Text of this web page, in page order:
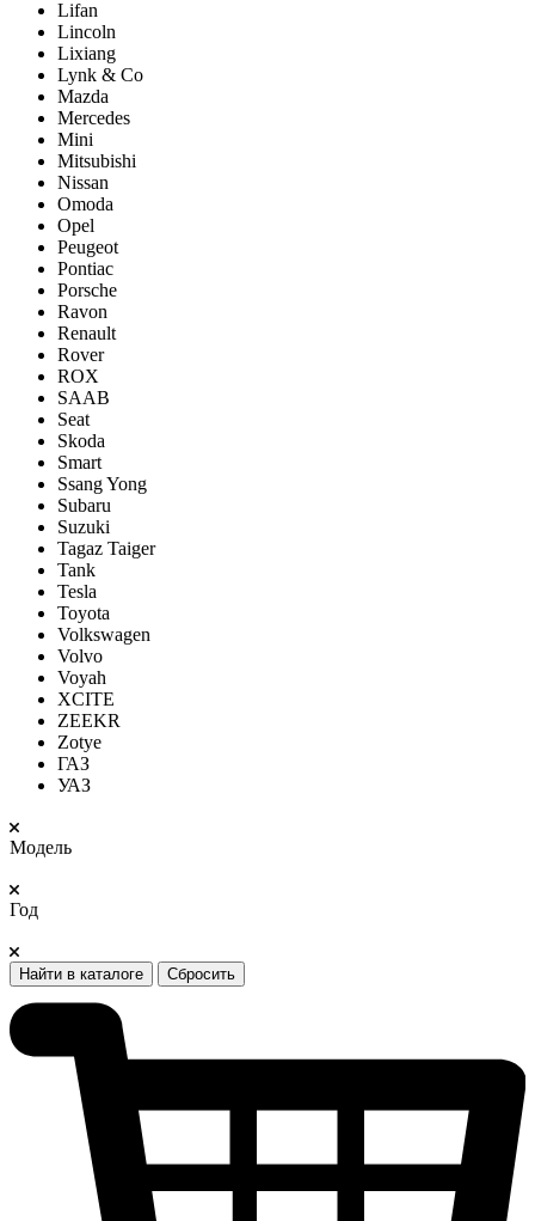
Lifan
Lincoln
Lixiang
Lynk & Co
Mazda
Mercedes
Mini
Mitsubishi
Nissan
Omoda
Opel
Peugeot
Pontiac
Porsсhe
Ravon
Renault
Rover
ROX
SAAB
Seat
Skoda
Smart
Ssang Yong
Subaru
Suzuki
Tagaz Taiger
Tank
Tesla
Toyota
Volkswagen
Volvo
Voyah
XCITE
ZEEKR
Zotye
ГАЗ
УАЗ
Модель
Год
Найти в каталоге Сбросить